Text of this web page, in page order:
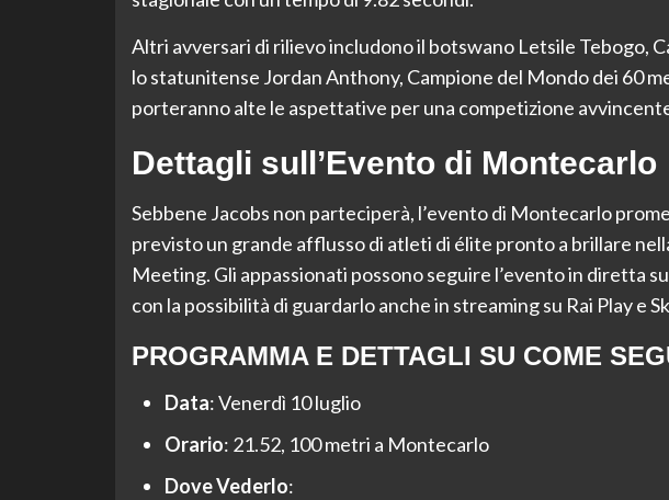
Altri avversari di rilievo includono il botswano Letsile Tebogo,
lo statunitense Jordan Anthony, Campione del Mondo dei 60
porteranno alte le aspettative per una competizione
Dettagli sull’Evento di Montecarlo
Sebbene Jacobs non parteciperà, l’evento di Montecarlo
previsto un grande afflusso di atleti di élite pronto a brillare
Meeting. Gli appassionati possono seguire l’evento in diretta
con la possibilità di guardarlo anche in streaming su Rai Play e
PROGRAMMA E DETTAGLI SU COME
Data: Venerdì 10 luglio
Orario: 21.52, 100 metri a Montecarlo
Dove Vederlo: